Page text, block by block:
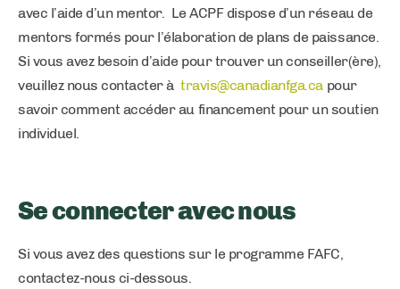
avec l’aide d’un mentor. Le ACPF dispose d’un réseau de
mentors formés pour l’élaboration de plans de paissance.
Si vous avez besoin d’aide pour trouver un conseiller(ère),
veuillez nous contacter àtravis@canadianfga.ca pour
savoir comment accéder au financement pour un soutien
individuel.
Se connecter avec nous
Si vous avez des questions sur le programme FAFC,
contactez-nous ci-dessous.